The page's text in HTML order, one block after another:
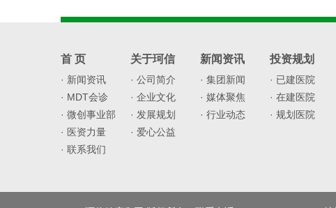
首 页
· 新闻资讯
· MDT会诊
· 微创事业部
· 医资力量
· 联系我们
关于珂信
· 公司简介
· 企业文化
· 发展规划
· 爱心公益
新闻资讯
· 集团新闻
· 媒体聚焦
· 行业动态
投资规划
· 已建医院
· 在建医院
· 规划医院